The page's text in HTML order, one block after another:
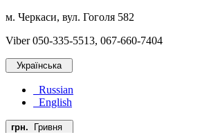
м. Черкаси, вул. Гоголя 582
Viber 050-335-5513, 067-660-7404
Українська
Russian
English
грн. Гривня